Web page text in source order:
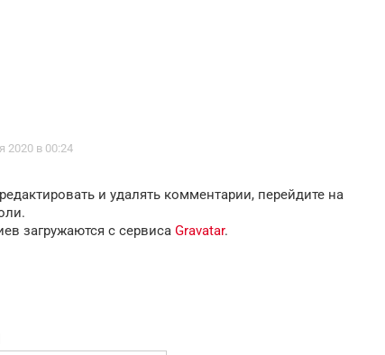
2020 в 00:24
и удалять комментарии, перейдите на
загружаются с сервиса Gravatar.